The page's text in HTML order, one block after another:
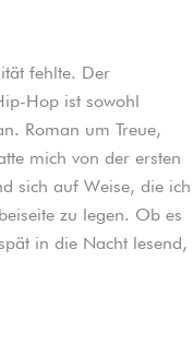
fehlte. Der
Hop ist sowohl
Roman um Treue,
mich von der ersten
sich auf Weise, die ich
zu legen. Ob es
in die Nacht lesend,